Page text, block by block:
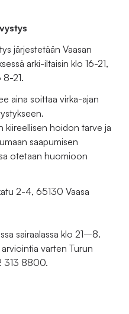
järjestetään Vaasan
arki-iltaisin klo 16-21,
8-21.
aina soittaa virka-ajan
kiireellisen hoidon tarve ja
saapumisen
otetaan huomioon
2-4, 65130 Vaasa
sairaalassa klo 21–8.
varten Turun
313 8800.